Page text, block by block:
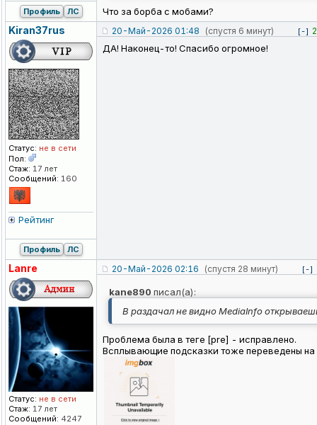
Что за борба с мобами?
Профиль ЛС
Kiran37rus
Статус: не в сети
Пол:
Стаж: 17 лет
Сообщений: 160
Рейтинг
20-Май-2026 01:48 (спустя 6 минут) [-] 2
ДА! Наконец-то! Спасибо огромное!
Профиль ЛС
Lanre
Статус: не в сети
Стаж: 17 лет
Сообщений: 4247
20-Май-2026 02:16 (спустя 28 минут) [-]
kane890 писал(а):
В раздачал не видно MediaInfo
Проблема была в теге [pre] - исправлено.
Всплывающие подсказки тоже переведены на